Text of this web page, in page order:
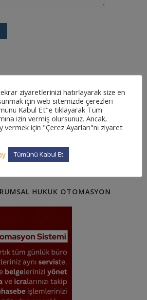
OTOMASYON SISTEMI NEDIR
kullanımı kolay web tabanlı hukuk
Hukuk Otomasyon Sistemi 'ne katılın !
HUKUK OTOMASYON
ziyaretlerinizi hatırlayarak size en
için web sitemizde çerezleri
Kabul Et"e tıklayarak Tüm
izin vermiş olursunuz. Ancak,
için "Çerez Ayarları"nı ziyaret
Tümünü Kabul Et